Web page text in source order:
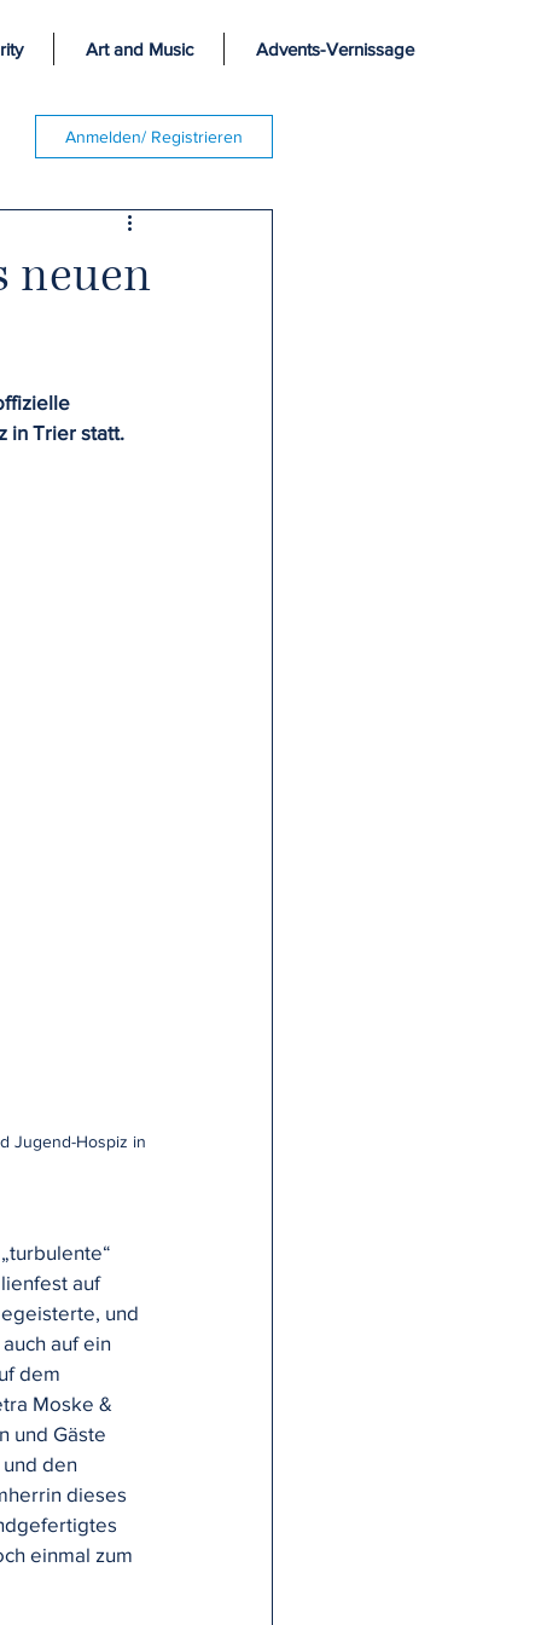
Art and Music Advents-Vernissage
Anmelden/ Registrieren
neuen
in Trier statt.
Jugend-Hospiz in
auf
und
auf ein
dem
Moske &
und Gäste
den
dieses
einmal zum